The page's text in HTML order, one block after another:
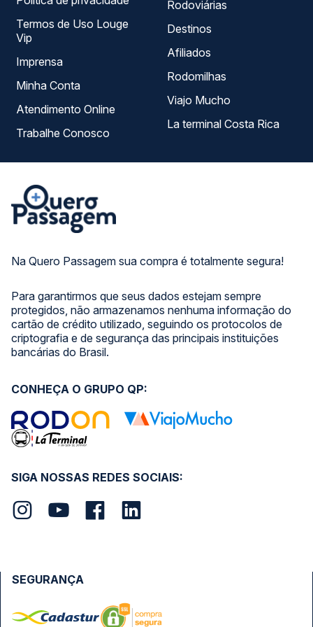
Na Quero Passagem sua compra é totalmente segura!
Para garantirmos que seus dados estejam sempre
protegidos, não armazenamos nenhuma informação do
cartão de crédito utilizado, seguindo os protocolos de
criptografia e de segurança das principais instituições
bancárias do Brasil.
Termos de Uso Louge
Vip
Imprensa
Minha Conta
Atendimento Online
Trabalhe Conosco
Rodoviárias
Destinos
Afiliados
Rodomilhas
Viajo Mucho
La terminal Costa Rica
SIGA NOSSAS REDES SOCIAIS:
CONHEÇA O GRUPO QP:
SEGURANÇA